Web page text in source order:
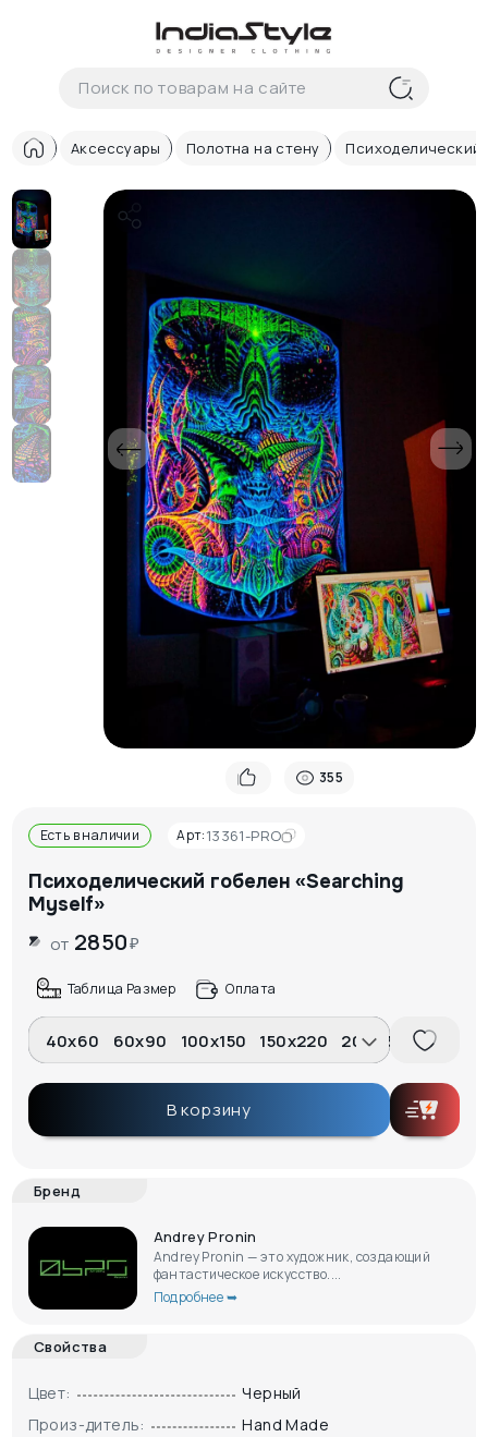
Корзина
В корзиненеттоваров
Корзина покупок пуста..
Аксессуары Полотна на стену Психоделический
355
Есть в наличии Арт:13361-PRO
Психоделический гобелен «Searching
Myself»
от 2850₽
Таблица Размер Оплата
40x60 60x90 100x150 150x220 200x300
В корзину
Бренд
Andrey Pronin
Andrey Pronin — это художник, создающий
фантастическое искусство....
Подробнее ➥
Свойства
Цвет:
Черный
Произ-дитель:
Hand Made